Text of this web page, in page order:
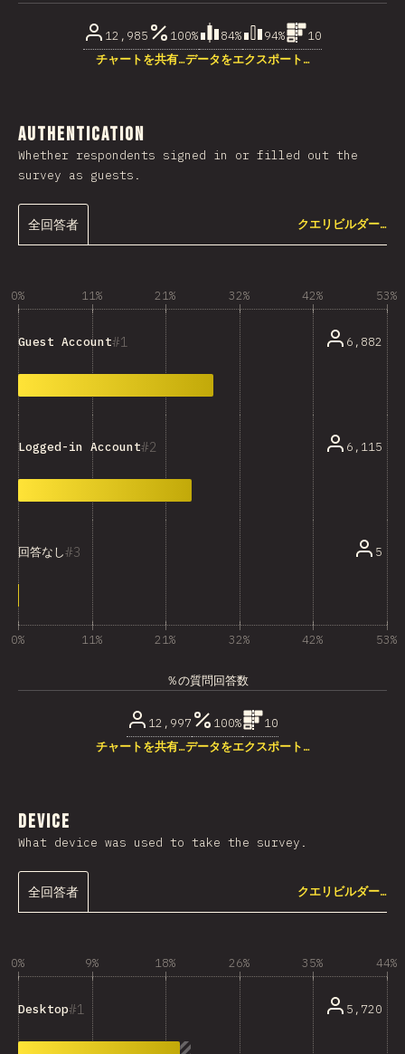
12,985 100% 84% 94%
10
チャートを共有…データをエクスポート…
Authentication
Whether respondents signed in or filled out the
survey as guests.
全回答者 クエリビルダー…
0% 11% 21% 32% 42% 53%
1
Guest Account 6,882
2
Logged-in Account 6,115
3
回答なし 5
0% 11% 21% 32% 42% 53%
％の質問回答数
12,997 100%
10
チャートを共有…データをエクスポート…
Device
What device was used to take the survey.
全回答者 クエリビルダー…
0% 9% 18% 26% 35% 44%
1
Desktop 5,720